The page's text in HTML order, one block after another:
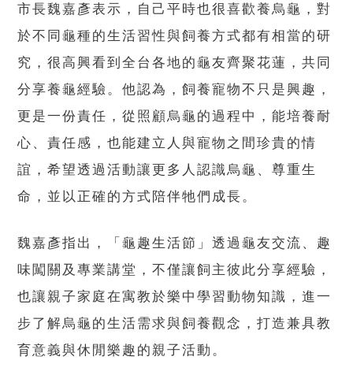
市長魏嘉彥表示，自己平時也很喜歡養烏龜，對
於不同龜種的生活習性與飼養方式都有相當的研
究，很高興看到全台各地的龜友齊聚花蓮，共同
分享養龜經驗。他認為，飼養寵物不只是興趣，
更是一份責任，從照顧烏龜的過程中，能培養耐
心、責任感，也能建立人與寵物之間珍貴的情
誼，希望透過活動讓更多人認識烏龜、尊重生
命，並以正確的方式陪伴牠們成長。
魏嘉彥指出，「龜趣生活節」透過龜友交流、趣
味闖關及專業講堂，不僅讓飼主彼此分享經驗，
也讓親子家庭在寓教於樂中學習動物知識，進一
步了解烏龜的生活需求與飼養觀念，打造兼具教
育意義與休閒樂趣的親子活動。